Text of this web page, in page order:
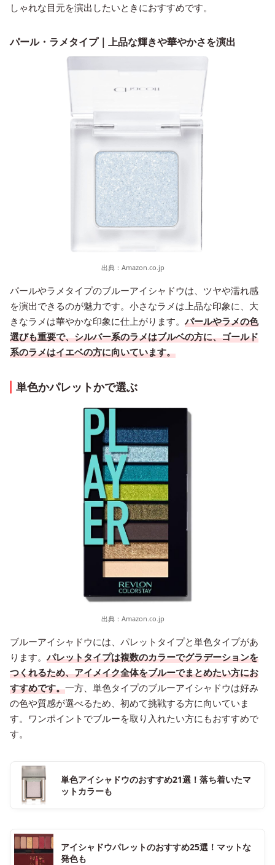
しゃれな目元を演出したいときにおすすめです。
パール・ラメタイプ｜上品な輝きや華やかさを演出
出典： Amazon.co.jp
パールやラメタイプのブルーアイシャドウは、ツヤや濡れ感
を演出できるのが魅力です。小さなラメは上品な印象に、大
きなラメは華やかな印象に仕上がります。 パールやラメの色
選びも重要で、シルバー系のラメはブルベの方に、ゴールド
系のラメはイエベの方に向いています。
単色かパレットかで選ぶ
出典： Amazon.co.jp
ブルーアイシャドウには、パレットタイプと単色タイプがあ
ります。 パレットタイプは複数のカラーでグラデーションを
つくれるため、アイメイク全体をブルーでまとめたい方にお
すすめです。一方、単色タイプのブルーアイシャドウは好み
の色や質感が選べるため、初めて挑戦する方に向いていま
す。ワンポイントでブルーを取り入れたい方にもおすすめで
す。
単色アイシャドウのおすすめ21選！落ち着いたマ
ットカラーも
アイシャドウパレットのおすすめ25選！マットな
発色も